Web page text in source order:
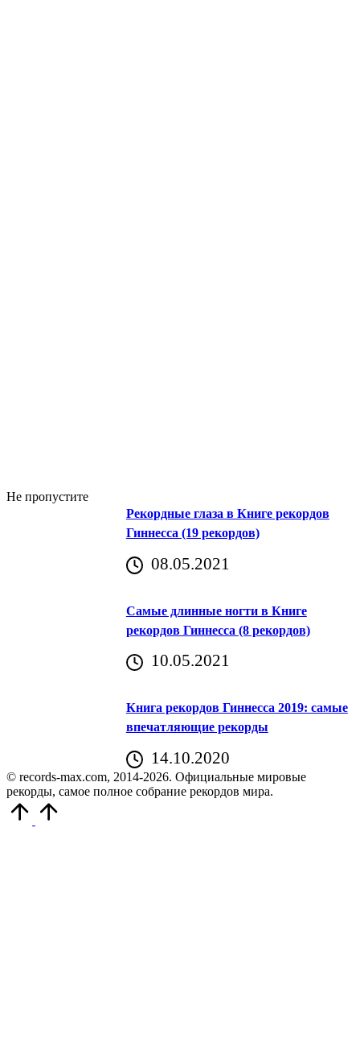
Не пропустите
Рекордные глаза в Книге рекордов
Гиннесса (19 рекордов)
08.05.2021
Самые длинные ногти в Книге
рекордов Гиннесса (8 рекордов)
10.05.2021
Книга рекордов Гиннесса 2019: самые
впечатляющие рекорды
14.10.2020
© records-max.com, 2014-2026. Официальные мировые
рекорды, самое полное собрание рекордов мира.